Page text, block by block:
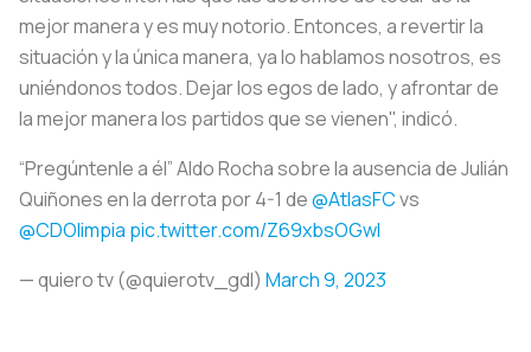
mejor manera y es muy notorio. Entonces, a revertir la
situación y la única manera, ya lo hablamos nosotros, es
uniéndonos todos. Dejar los egos de lado, y afrontar de
la mejor manera los partidos que se vienen", indicó.
“Pregúntenle a él” Aldo Rocha sobre la ausencia de Julián
Quiñones en la derrota por 4-1 de@AtlasFCvs
@CDOlimpia pic.twitter.com/Z69xbsOGwl
— quiero tv (@quierotv_gdl) March 9, 2023